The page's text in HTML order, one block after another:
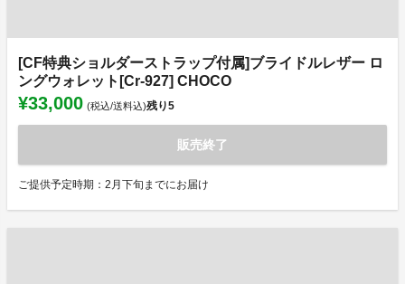
[CF特典ショルダーストラップ付属]ブライドルレザー ロ
ングウォレット[Cr-927] CHOCO
¥33,000 (税込/送料込)残り5
販売終了
ご提供予定時期：2月下旬までにお届け